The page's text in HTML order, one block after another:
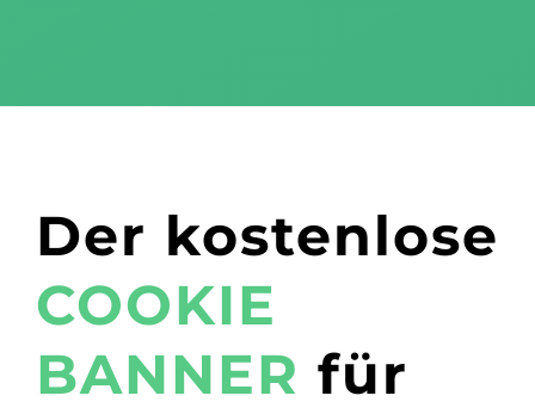
Der kostenlose
COOKIE
BANNER für